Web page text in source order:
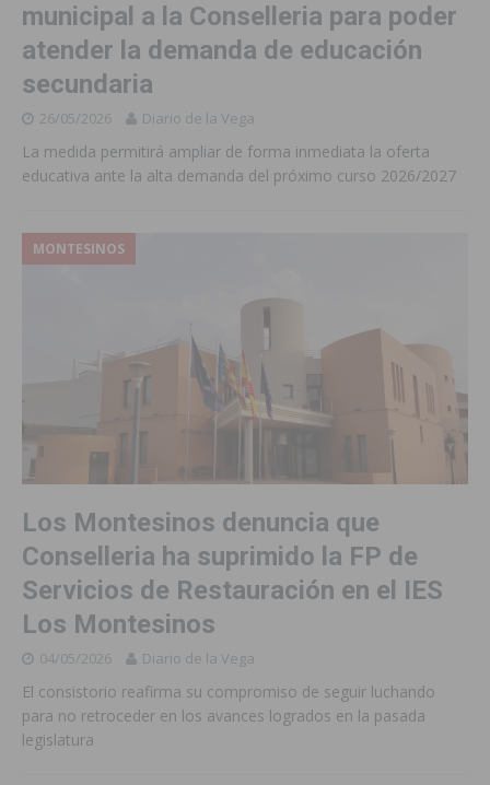
municipal a la Conselleria para poder
atender la demanda de educación
secundaria
26/05/2026 Diario de la Vega
La medida permitirá ampliar de forma inmediata la oferta
educativa ante la alta demanda del próximo curso 2026/2027
MONTESINOS
Los Montesinos denuncia que
Conselleria ha suprimido la FP de
Servicios de Restauración en el IES
Los Montesinos
04/05/2026 Diario de la Vega
El consistorio reafirma su compromiso de seguir luchando
para no retroceder en los avances logrados en la pasada
legislatura